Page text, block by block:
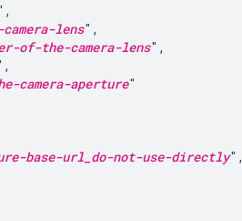
lens",
of-the-camera-lens",
camera-aperture"
base-url_do-not-use-directly",